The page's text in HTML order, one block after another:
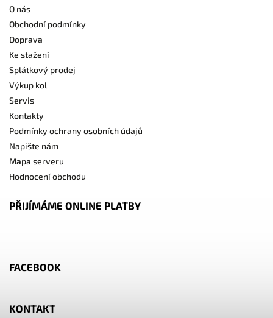
O nás
Obchodní podmínky
Doprava
Ke stažení
Splátkový prodej
Výkup kol
Servis
Kontakty
Podmínky ochrany osobních údajů
Napište nám
Mapa serveru
Hodnocení obchodu
PŘIJÍMÁME ONLINE PLATBY
FACEBOOK
KONTAKT